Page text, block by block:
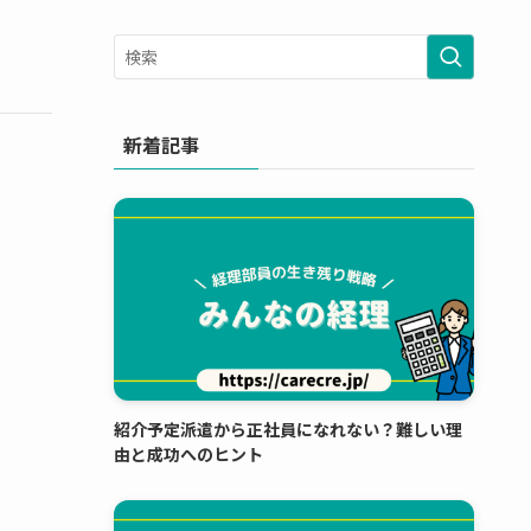
新着記事
紹介予定派遣から正社員になれない？難しい理
由と成功へのヒント